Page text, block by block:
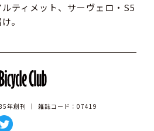
ティメット、サーヴェロ・S5
。
年創刊 雑誌コード：07419